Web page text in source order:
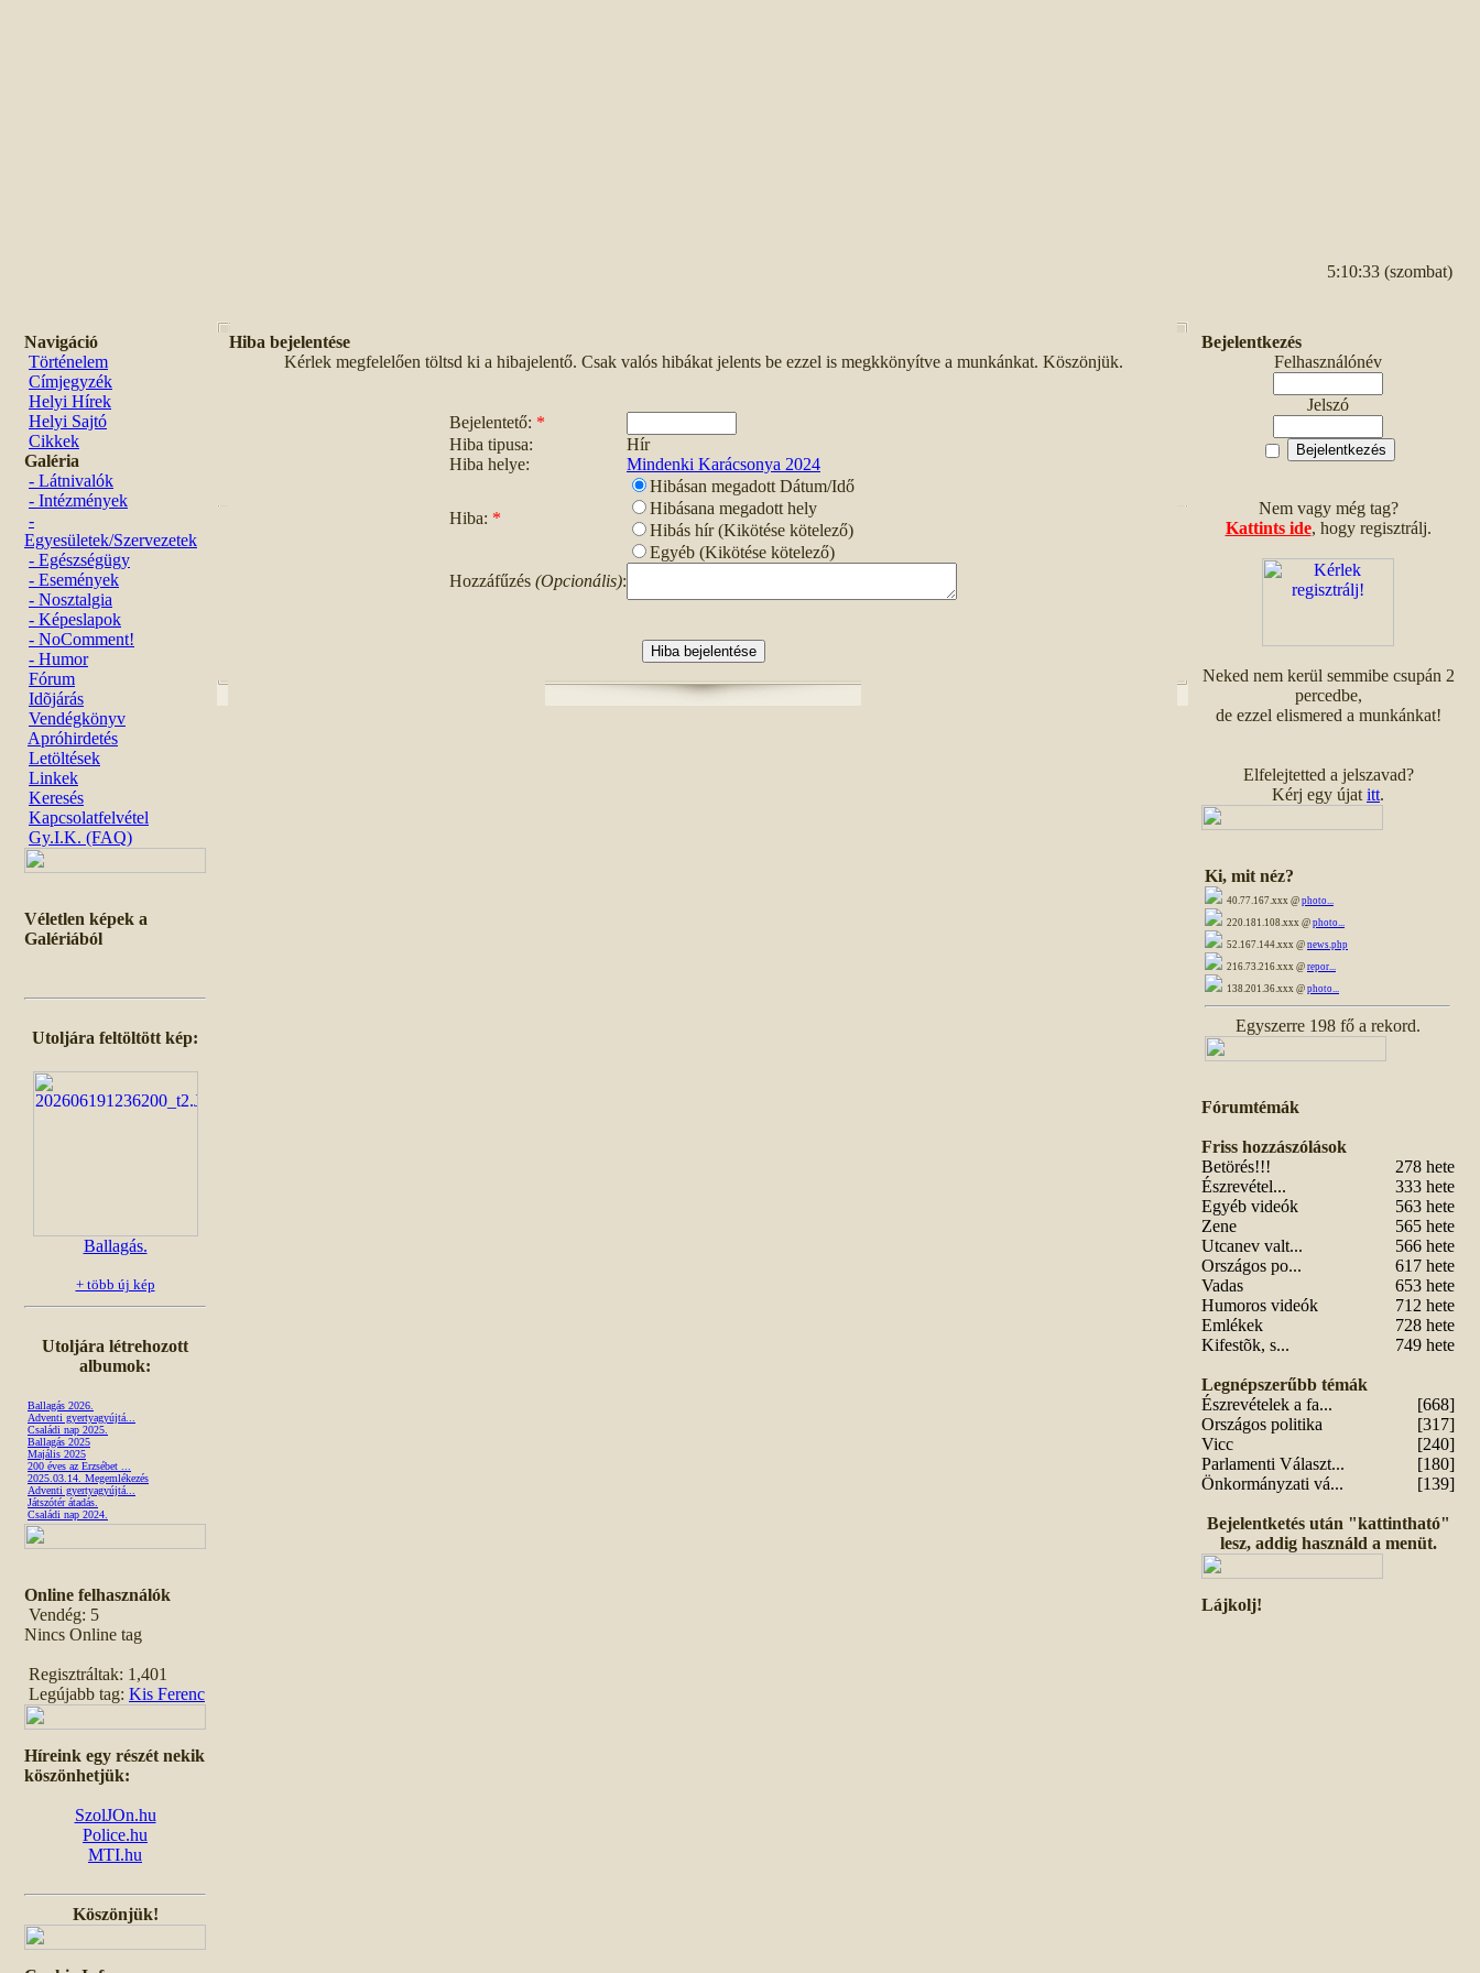
5:10:33 (szombat)
Navigáció
Történelem
Címjegyzék
Helyi Hírek
Helyi Sajtó
Cikkek
Galéria
- Látnivalók
- Intézmények
-
Egyesületek/Szervezetek
- Egészségügy
- Események
- Nosztalgia
- Képeslapok
- NoComment!
- Humor
Fórum
Idõjárás
Vendégkönyv
Apróhirdetés
Letöltések
Linkek
Keresés
Kapcsolatfelvétel
Gy.I.K. (FAQ)
Véletlen képek a
Galériából
Utoljára feltöltött kép:
Ballagás.
+ több új kép
Utoljára létrehozott
albumok:
Ballagás 2026.
Adventi gyertyagyújtá...
Családi nap 2025.
Ballagás 2025
Majális 2025
200 éves az Erzsébet ...
2025.03.14. Megemlékezés
Adventi gyertyagyújtá...
Játszótér átadás.
Családi nap 2024.
Online felhasználók
Vendég: 5
Nincs Online tag
Regisztráltak: 1,401
Legújabb tag: Kis Ferenc
Híreink egy részét nekik
köszönhetjük:
SzolJOn.hu
Police.hu
MTI.hu
Köszönjük!
Hiba bejelentése
Kérlek megfelelően töltsd ki a hibajelentő. Csak valós hibákat jelents be ezzel is megkkönyítve a munkánkat. Köszönjük.
Bejelentető: *
Hiba tipusa:
Hír
Hiba helye:
Mindenki Karácsonya 2024
Hiba: *
Hibásan megadott Dátum/Idő
Hibásana megadott hely
Hibás hír (Kikötése kötelező)
Egyéb (Kikötése kötelező)
Hozzáfűzés (Opcionális):
Bejelentkezés
Felhasználónév
Jelszó
Nem vagy még tag?
Kattints ide, hogy regisztrálj.
Neked nem kerül semmibe csupán 2
percedbe,
de ezzel elismered a munkánkat!
Elfelejtetted a jelszavad?
Kérj egy újat itt.
Ki, mit néz?
40.77.167.xxx @ photo...
220.181.108.xxx @ photo...
52.167.144.xxx @ news.php
216.73.216.xxx @ repor...
138.201.36.xxx @ photo...
Egyszerre 198 fő a rekord.
Fórumtémák
Friss hozzászólások
Betörés!!!
278 hete
Észrevétel...
333 hete
Egyéb videók
563 hete
Zene
565 hete
Utcanev valt...
566 hete
Országos po...
617 hete
Vadas
653 hete
Humoros videók
712 hete
Emlékek
728 hete
Kifestõk, s...
749 hete
Legnépszerűbb témák
Észrevételek a fa...
[668]
Országos politika
[317]
Vicc
[240]
Parlamenti Választ...
[180]
Önkormányzati vá...
[139]
Bejelentketés után "kattintható"
lesz, addig használd a menüt.
Lájkolj!